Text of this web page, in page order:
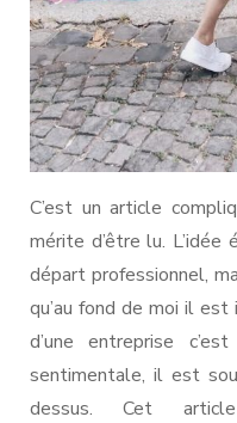
C’est un article
mérite d’être lu.
départ professionnel,
qu’au fond de moi il
d’une entreprise
sentimentale, il est
dessus. Cet